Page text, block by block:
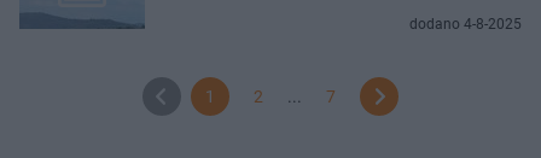
dodano 4-8-2025
1 2 ... 7